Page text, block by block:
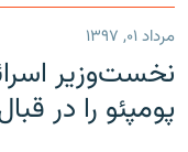
مرداد ۰۱, ۱۳۹۷
نخست‌وزیر
پومپئو را در